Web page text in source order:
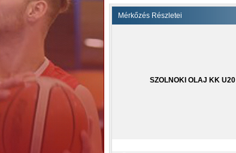
Mérkőzés Részletei
SZOLNOKI OLAJ KK U20